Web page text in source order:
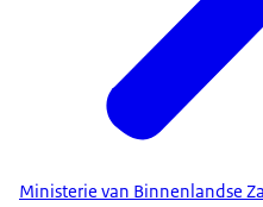
Ministerie van Binnenlandse